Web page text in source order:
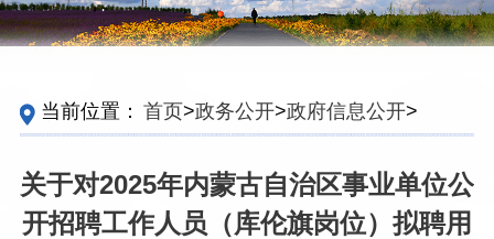
当前位置： 首页>政务公开>政府信息公开>
定主动公开内容>人事考录>事业单位公开招聘
关于对2025年内蒙古自治区事业单位公
开招聘工作人员（库伦旗岗位）拟聘用